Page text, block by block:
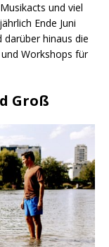
und viel
Ende Juni
hinaus die
Workshops für
Groß